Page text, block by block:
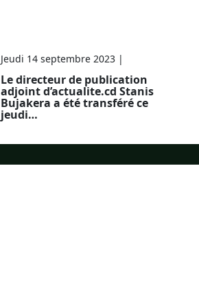
Jeudi 14 septembre 2023 |
Communication
Le directeur de publication
adjoint d’actualite.cd Stanis
Bujakera a été transféré ce
jeudi…